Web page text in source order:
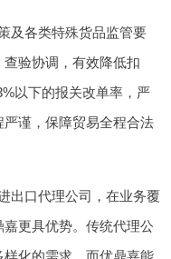
及各类特殊货品监管要
验协调，有效降低扣
以下的报关改单率，严
谨，保障贸易全程合法
出口代理公司，在业务覆
更具优势。传统代理公